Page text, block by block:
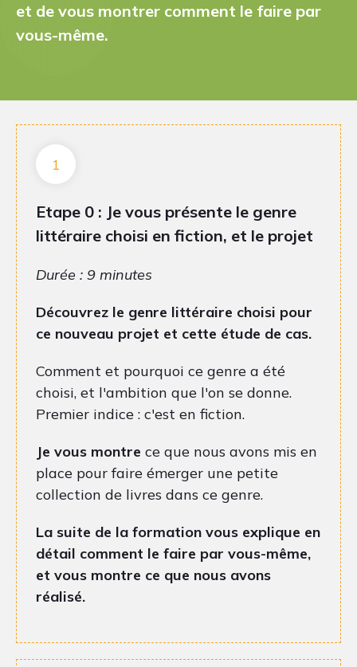
et de vous montrer comment le faire par
vous-même.
1
Etape 0 : Je vous présente le genre
littéraire choisi en fiction, et le projet
Durée : 9 minutes
Découvrez le genre littéraire choisi pour
ce nouveau projet et cette étude de cas.
Comment et pourquoi ce genre a été
choisi, et l'ambition que l'on se donne.
Premier indice : c'est en fiction.
Je vous montre ce que nous avons mis en
place pour faire émerger une petite
collection de livres dans ce genre.
La suite de la formation vous explique en
détail comment le faire par vous-même,
et vous montre ce que nous avons
réalisé.